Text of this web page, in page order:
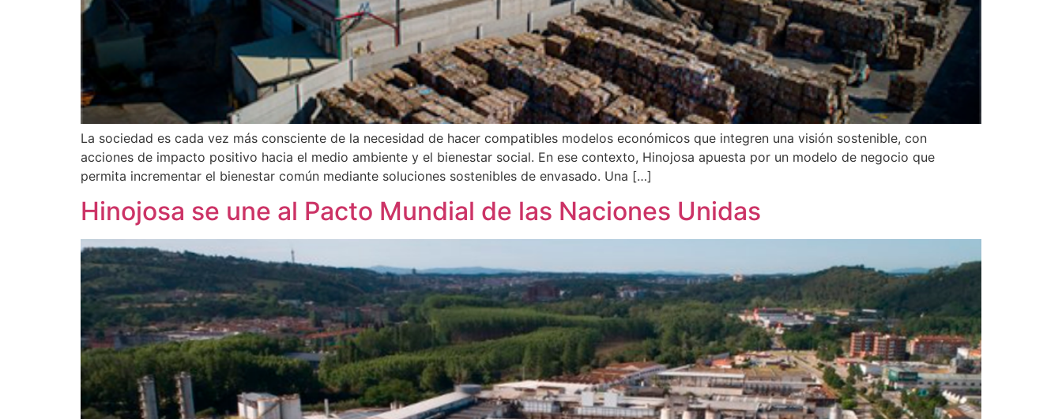
La sociedad es cada vez más consciente de la necesidad de hacer compatibles modelos económicos que integren una visión sostenible, con
acciones de impacto positivo hacia el medio ambiente y el bienestar social. En ese contexto, Hinojosa apuesta por un modelo de negocio que
permita incrementar el bienestar común mediante soluciones sostenibles de envasado. Una […]
Hinojosa se une al Pacto Mundial de las Naciones Unidas